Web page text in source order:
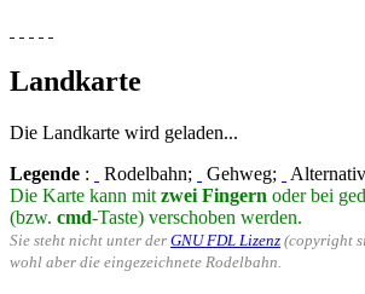
Landkarte
Die Landkarte wird geladen...
Legende : Rodelbahn; Gehweg;
Die Karte kann mit zwei Fingern oder bei
(bzw. cmd-Taste) verschoben werden.
Sie steht nicht unter der GNU FDL Lizenz (copyright
wohl aber die eingezeichnete Rodelbahn.